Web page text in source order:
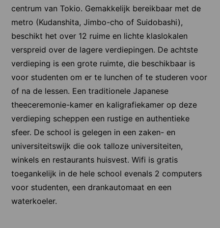
centrum van Tokio. Gemakkelijk bereikbaar met de
metro (Kudanshita, Jimbo-cho of Suidobashi),
beschikt het over 12 ruime en lichte klaslokalen
verspreid over de lagere verdiepingen. De achtste
verdieping is een grote ruimte, die beschikbaar is
voor studenten om er te lunchen of te studeren voor
of na de lessen. Een traditionele Japanese
theeceremonie-kamer en kaligrafiekamer op deze
verdieping scheppen een rustige en authentieke
sfeer. De school is gelegen in een zaken- en
universiteitswijk die ook talloze universiteiten,
winkels en restaurants huisvest. Wifi is gratis
toegankelijk in de hele school evenals 2 computers
voor studenten, een drankautomaat en een
waterkoeler.